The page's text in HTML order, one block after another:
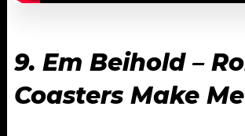
9. Em Beihold–
Coasters Make